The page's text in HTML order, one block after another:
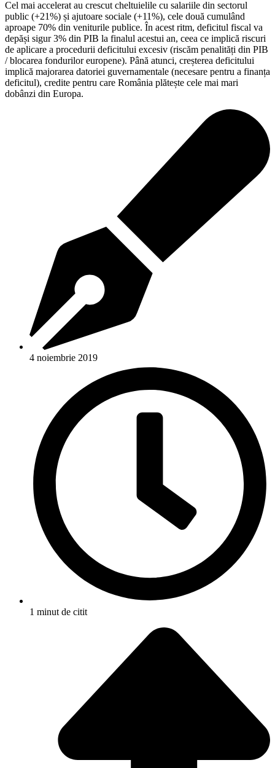
Cel mai accelerat au crescut cheltuielile cu salariile din sectorul
public (+21%) și ajutoare sociale (+11%), cele două cumulând
aproape 70% din veniturile publice. În acest ritm, deficitul fiscal va
depăși sigur 3% din PIB la finalul acestui an, ceea ce implică riscuri
de aplicare a procedurii deficitului excesiv (riscăm penalități din PIB
/ blocarea fondurilor europene). Până atunci, creșterea deficitului
implică majorarea datoriei guvernamentale (necesare pentru a finanța
deficitul), credite pentru care România plătește cele mai mari
dobânzi din Europa.
4 noiembrie 2019
1 minut de citit